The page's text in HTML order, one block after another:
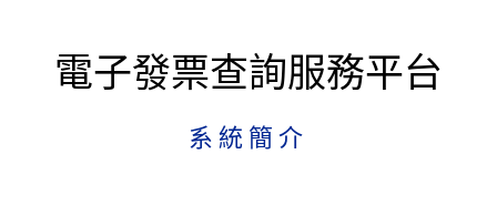
電子發票查詢服務平台
系統簡介